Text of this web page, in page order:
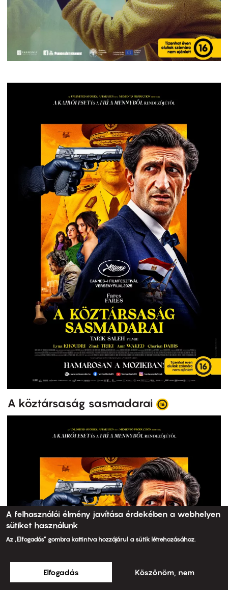
A köztársaság sasmadarai
A felhasználói élmény javítása érdekében a webhelyen
sütiket használunk
Az „Elfogadás” gombra kattintva hozzájárul a sütik létrehozásához.
Elfogadás Köszönöm, nem